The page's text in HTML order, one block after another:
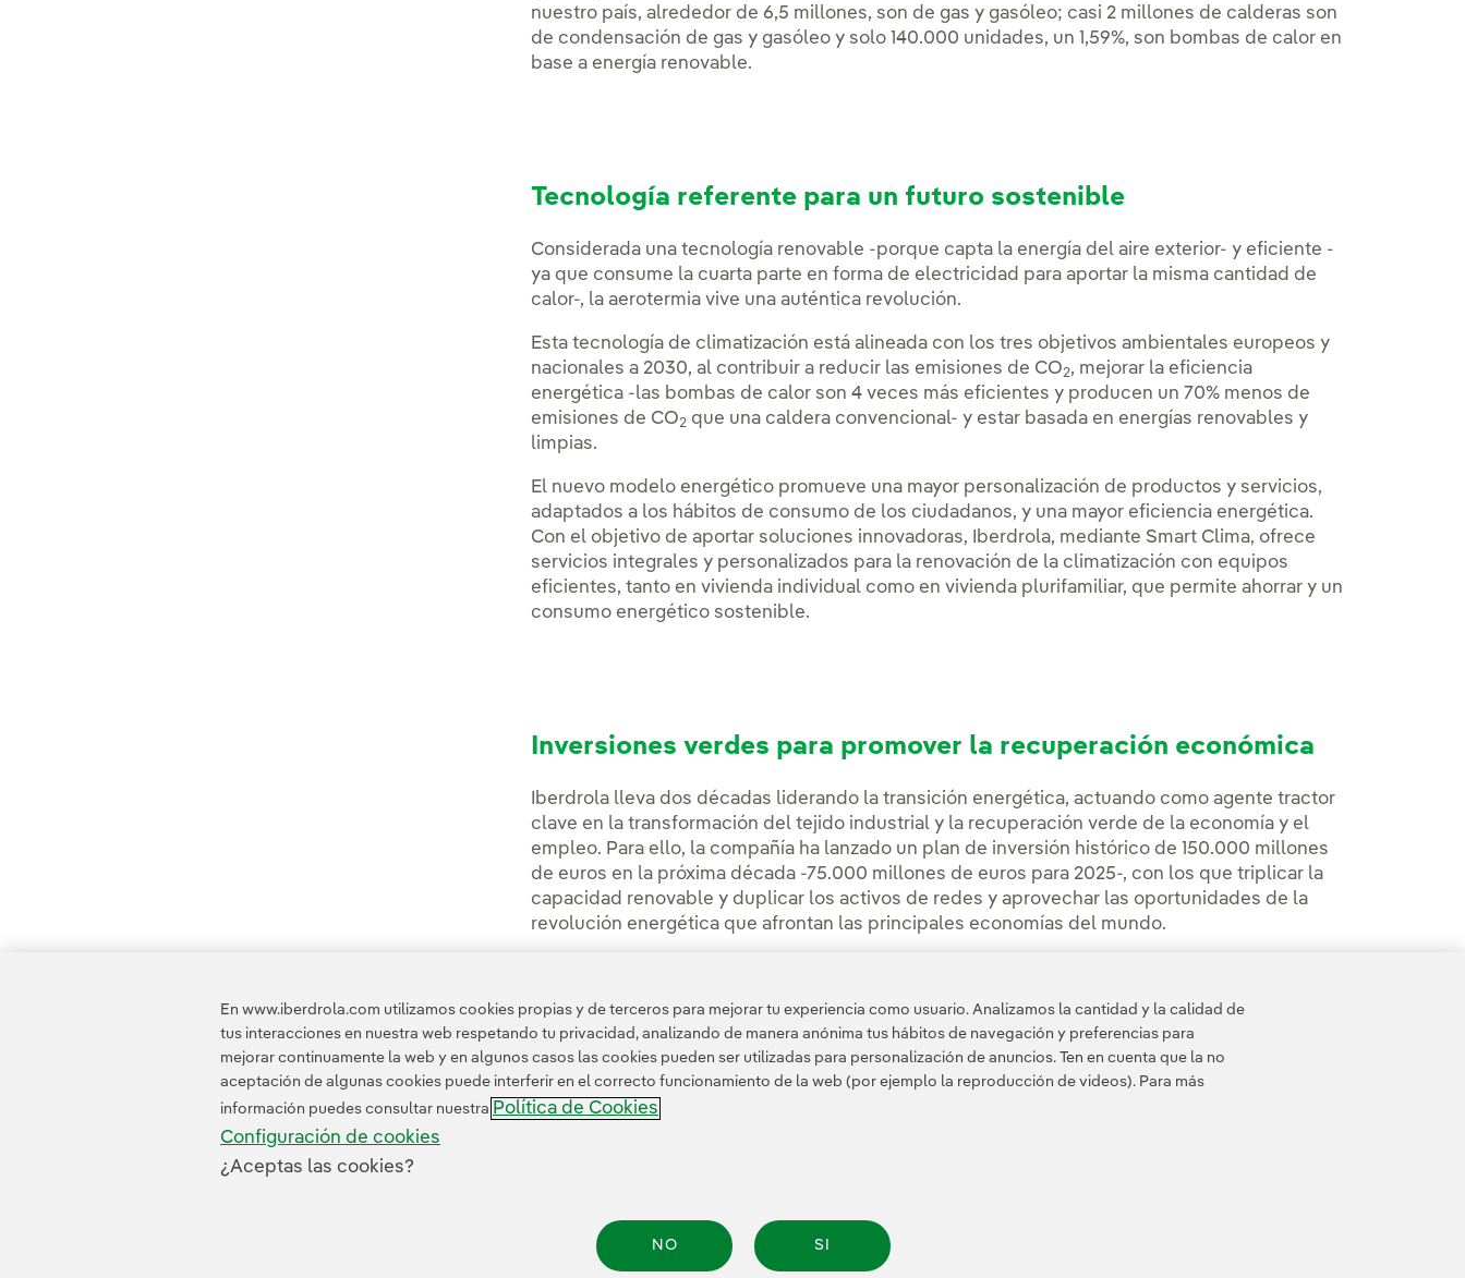
nuestro país, alrededor de 6,5 millones, son de gas y gasóleo; casi 2 millones de calderas son
de condensación de gas y gasóleo y solo 140.000 unidades, un 1,59%, son bombas de calor en
base a energía renovable.
Tecnología referente para un futuro sostenible
Considerada una tecnología renovable -porque capta la energía del aire exterior- y eficiente -
ya que consume la cuarta parte en forma de electricidad para aportar la misma cantidad de
calor-, la aerotermia vive una auténtica revolución.
Esta tecnología de climatización está alineada con los tres objetivos ambientales europeos y
nacionales a 2030, al contribuir a reducir las emisiones de CO2, mejorar la eficiencia
energética -las bombas de calor son 4 veces más eficientes y producen un 70% menos de
emisiones de CO2 que una caldera convencional- y estar basada en energías renovables y
limpias.
El nuevo modelo energético promueve una mayor personalización de productos y servicios,
adaptados a los hábitos de consumo de los ciudadanos, y una mayor eficiencia energética.
Con el objetivo de aportar soluciones innovadoras, Iberdrola, mediante Smart Clima, ofrece
servicios integrales y personalizados para la renovación de la climatización con equipos
eficientes, tanto en vivienda individual como en vivienda plurifamiliar, que permite ahorrar y un
consumo energético sostenible.
Inversiones verdes para promover la recuperación económica
Iberdrola lleva dos décadas liderando la transición energética, actuando como agente tractor
clave en la transformación del tejido industrial y la recuperación verde de la economía y el
empleo. Para ello, la compañía ha lanzado un plan de inversión histórico de 150.000 millones
de euros en la próxima década -75.000 millones de euros para 2025-, con los que triplicar la
capacidad renovable y duplicar los activos de redes y aprovechar las oportunidades de la
revolución energética que afrontan las principales economías del mundo.
Acceso a información legal
Transparencia en el uso de la IA
En www.iberdrola.com utilizamos cookies propias y de terceros para mejorar tu experiencia como usuario. Analizamos la cantidad y la calidad de
tus interacciones en nuestra web respetando tu privacidad, analizando de manera anónima tus hábitos de navegación y preferencias para
mejorar continuamente la web y en algunos casos las cookies pueden ser utilizadas para personalización de anuncios. Ten en cuenta que la no
aceptación de algunas cookies puede interferir en el correcto funcionamiento de la web (por ejemplo la reproducción de videos). Para más
información puedes consultar nuestra Política de Cookies
Configuración de cookies
¿Aceptas las cookies?
NO SI